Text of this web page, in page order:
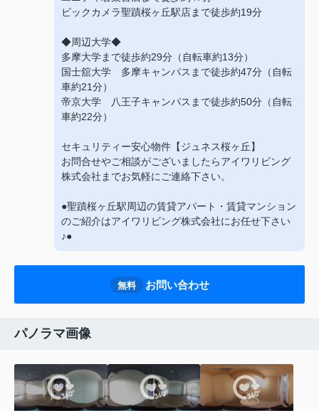
ビックカメラ聖蹟桜ヶ丘駅店まで徒歩約19分
◆周辺大学◆
多摩大学まで徒歩約29分（自転車約13分）
国士舘大学 多摩キャンパスまで徒歩約47分（自転
車約21分）
帝京大学 八王子キャンパスまで徒歩約50分（自転
車約22分）
セキュリティー安心物件【ジュネス桜ヶ丘】
お問合せやご相談がございましたらアイワリビング
株式会社までお気軽にご連絡下さい。
●聖蹟桜ヶ丘駅周辺の賃貸アパート・賃貸マンション
のご紹介はアイワリビング株式会社にお任せ下さい
♪●
無料 お問い合わせ
パノラマ画像